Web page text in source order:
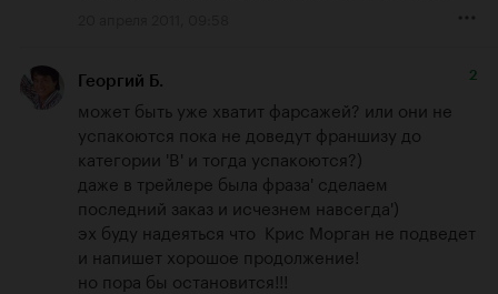
Георгий Б. 2
может быть уже хватит фарсажей? или они не
успакоются пока не доведут франшизу до
категории 'B' и тогда успакоются?)
даже в трейлере была фраза' сделаем
последний заказ и исчезнем навсегда')
эх буду надеяться что  Крис Морган не подведет
и напишет хорошое продолжение!
но пора бы остановится!!!